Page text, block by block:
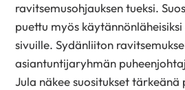
ravitsemusohjauksen tueksi.
puettu myös
sivuille. Sydänliiton
asiantuntijaryhmän
Jula näkee suositukset tärkeänä